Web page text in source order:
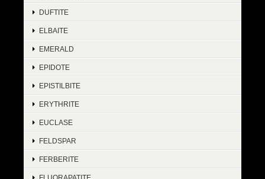
DUFTITE
ELBAITE
EMERALD
EPIDOTE
EPISTILBITE
ERYTHRITE
EUCLASE
FELDSPAR
FERBERITE